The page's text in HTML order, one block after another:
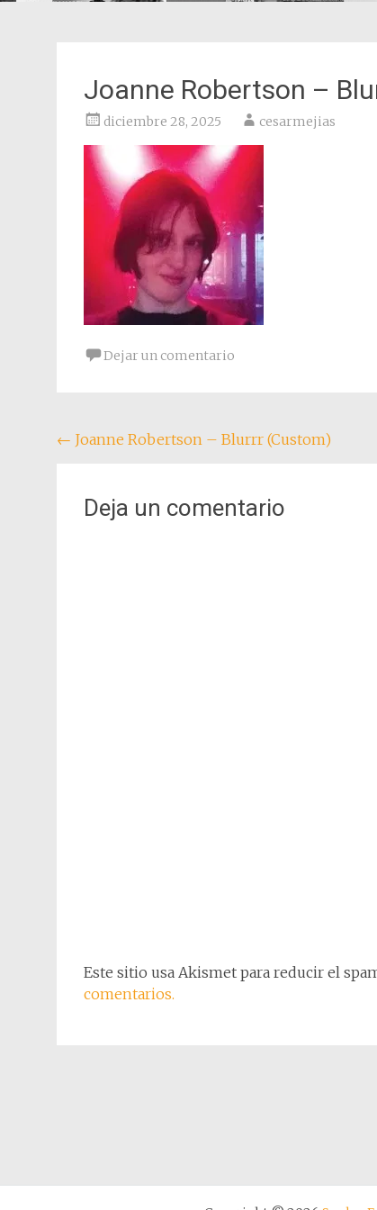
Joanne Robertson –
diciembre 28, 2025 cesarmejias
Dejar un comentario
Navegación
entradas
← Joanne Robertson – Blurrr (Custom)
Deja un comentario
Este sitio usa Akismet para reducir el
comentarios.